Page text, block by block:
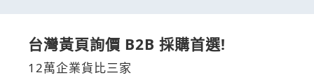
台灣黃頁詢價 B2B 採購首選!
12萬企業貨比三家